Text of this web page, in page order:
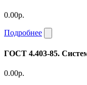
0.00р.
Подробнее
ГОСТ 4.403-85.
0.00р.